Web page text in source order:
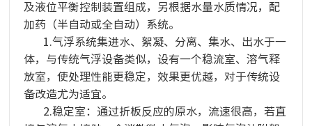
及液位平衡控制装置组成，另根据水量水质情况，配
加药（半自动或全自动）系统。
1.气浮系统集进水、絮凝、分离、集水、出水于一
体，与传统气浮设备类似，设有一个稳流室、溶气释
放室，使处理性能更稳定，效果更优越，对于传统设
备改造尤为适宜。
2.稳定室：通过折板反应的原水，流速很高，若直